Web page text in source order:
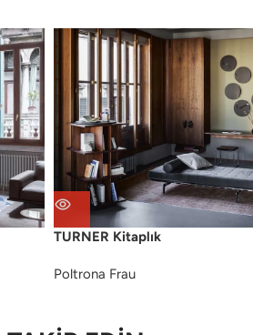
TURNER Kitaplık
Poltrona Frau